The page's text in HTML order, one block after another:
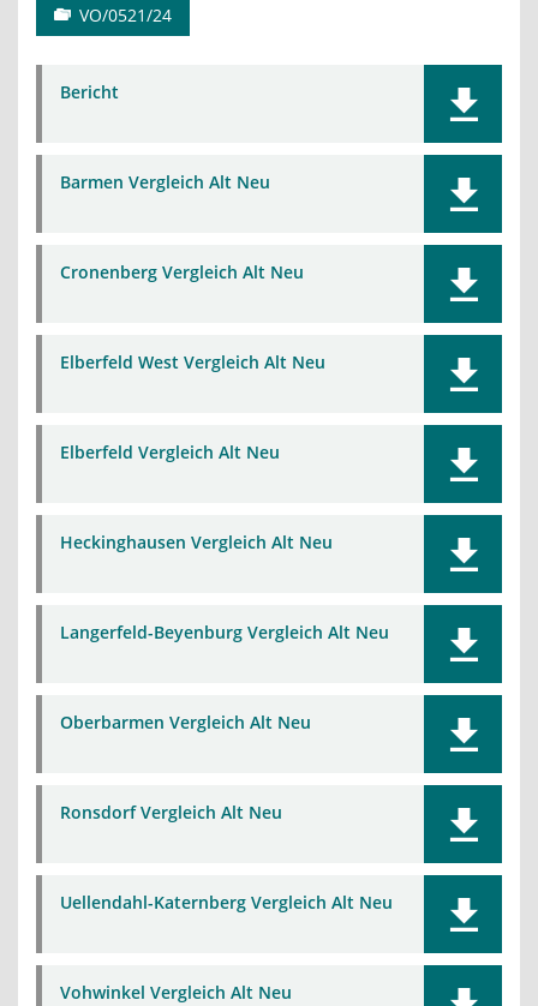
VO/0521/24
Bericht
Barmen Vergleich Alt Neu
Cronenberg Vergleich Alt Neu
Elberfeld West Vergleich Alt Neu
Elberfeld Vergleich Alt Neu
Heckinghausen Vergleich Alt Neu
Langerfeld-Beyenburg Vergleich Alt Neu
Oberbarmen Vergleich Alt Neu
Ronsdorf Vergleich Alt Neu
Uellendahl-Katernberg Vergleich Alt Neu
Vohwinkel Vergleich Alt Neu